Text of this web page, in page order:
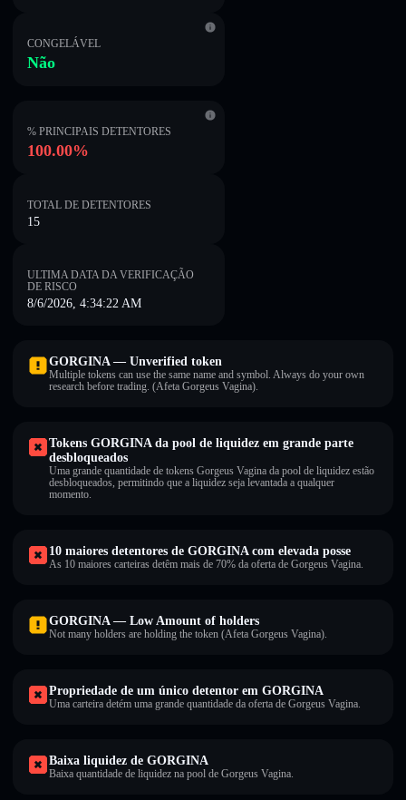
CONGELÁVEL
Não
% PRINCIPAIS DETENTORES
100.00%
TOTAL DE DETENTORES
15
ULTIMA DATA DA VERIFICAÇÃO
DE RISCO
8/6/2026, 4:34:22 AM
GORGINA — Unverified token
Multiple tokens can use the same name and symbol. Always do your own
research before trading. (Afeta Gorgeus Vagina).
Tokens GORGINA da pool de liquidez em grande parte
desbloqueados
Uma grande quantidade de tokens Gorgeus Vagina da pool de liquidez estão
desbloqueados, permitindo que a liquidez seja levantada a qualquer
momento.
10 maiores detentores de GORGINA com elevada posse
As 10 maiores carteiras detêm mais de 70% da oferta de Gorgeus Vagina.
GORGINA — Low Amount of holders
Not many holders are holding the token (Afeta Gorgeus Vagina).
Propriedade de um único detentor em GORGINA
Uma carteira detém uma grande quantidade da oferta de Gorgeus Vagina.
Baixa liquidez de GORGINA
Baixa quantidade de liquidez na pool de Gorgeus Vagina.